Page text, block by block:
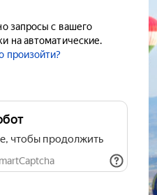
запросы с вашего
на автоматические.
произойти?
чтобы продолжить